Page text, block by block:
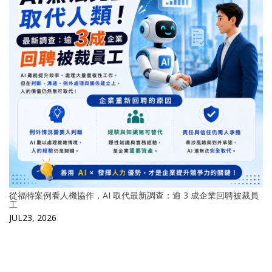
從福特案例看人機協作，AI 取代最新調查：逾 3 成企業回聘被裁員
工
JUL23, 2026